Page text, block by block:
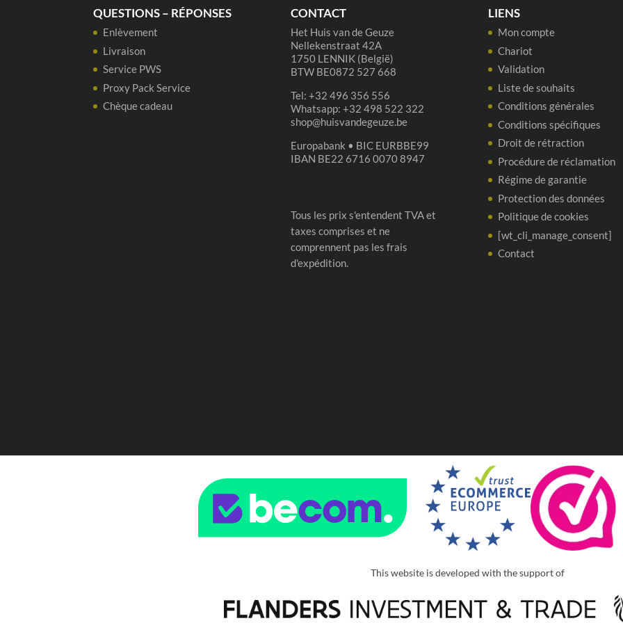
QUESTIONS – RÉPONSES
Enlèvement
Livraison
Service PWS
Proxy Pack Service
Chèque cadeau
CONTACT
Het Huis van de Geuze
Nellekenstraat 42A
1750 LENNIK (België)
BTW BE0872 527 668
Tel: +32 496 356 556
Whatsapp: +32 498 522 322
shop@huisvandegeuze.be
Europabank • BIC EURBBE99
IBAN BE22 6716 0070 8947
Tous les prix s'entendent TVA et
taxes comprises et ne
comprennent pas les frais
d'expédition.
LIENS
Mon compte
Chariot
Validation
Liste de souhaits
Conditions générales
Conditions spécifiques
Droit de rétraction
Procédure de réclamation
Régime de garantie
Protection des données
Politique de cookies
[wt_cli_manage_consent]
Contact
This website is developed with the support of